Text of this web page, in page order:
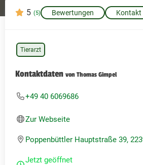
5 (5) Bewertungen Kontakt
Tierarzt
Kontaktdaten von Thomas Gimpel
+49 40 6069686
Zur Webseite
Poppenbüttler Hauptstraße 39,
Jetzt geöffnet